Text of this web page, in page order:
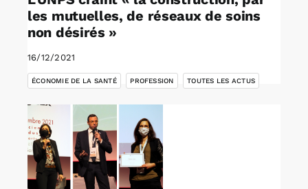
les mutuelles, de réseaux de soins
non désirés »
16/12/2021
ÉCONOMIE DE LA SANTÉ PROFESSION TOUTES LES ACTUS